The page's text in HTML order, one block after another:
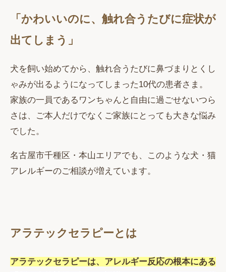
「かわいいのに、触れ合うたびに症状が
出てしまう」
犬を飼い始めてから、触れ合うたびに鼻づまりとくし
ゃみが出るようになってしまった10代の患者さま。
家族の一員であるワンちゃんと自由に過ごせないつら
さは、ご本人だけでなくご家族にとっても大きな悩み
でした。
名古屋市千種区・本山エリアでも、このような犬・猫
アレルギーのご相談が増えています。
アラテックセラピーとは
アラテックセラピーは、アレルギー反応の根本にある